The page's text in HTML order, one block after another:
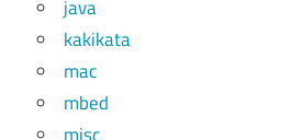
java
kakikata
mac
mbed